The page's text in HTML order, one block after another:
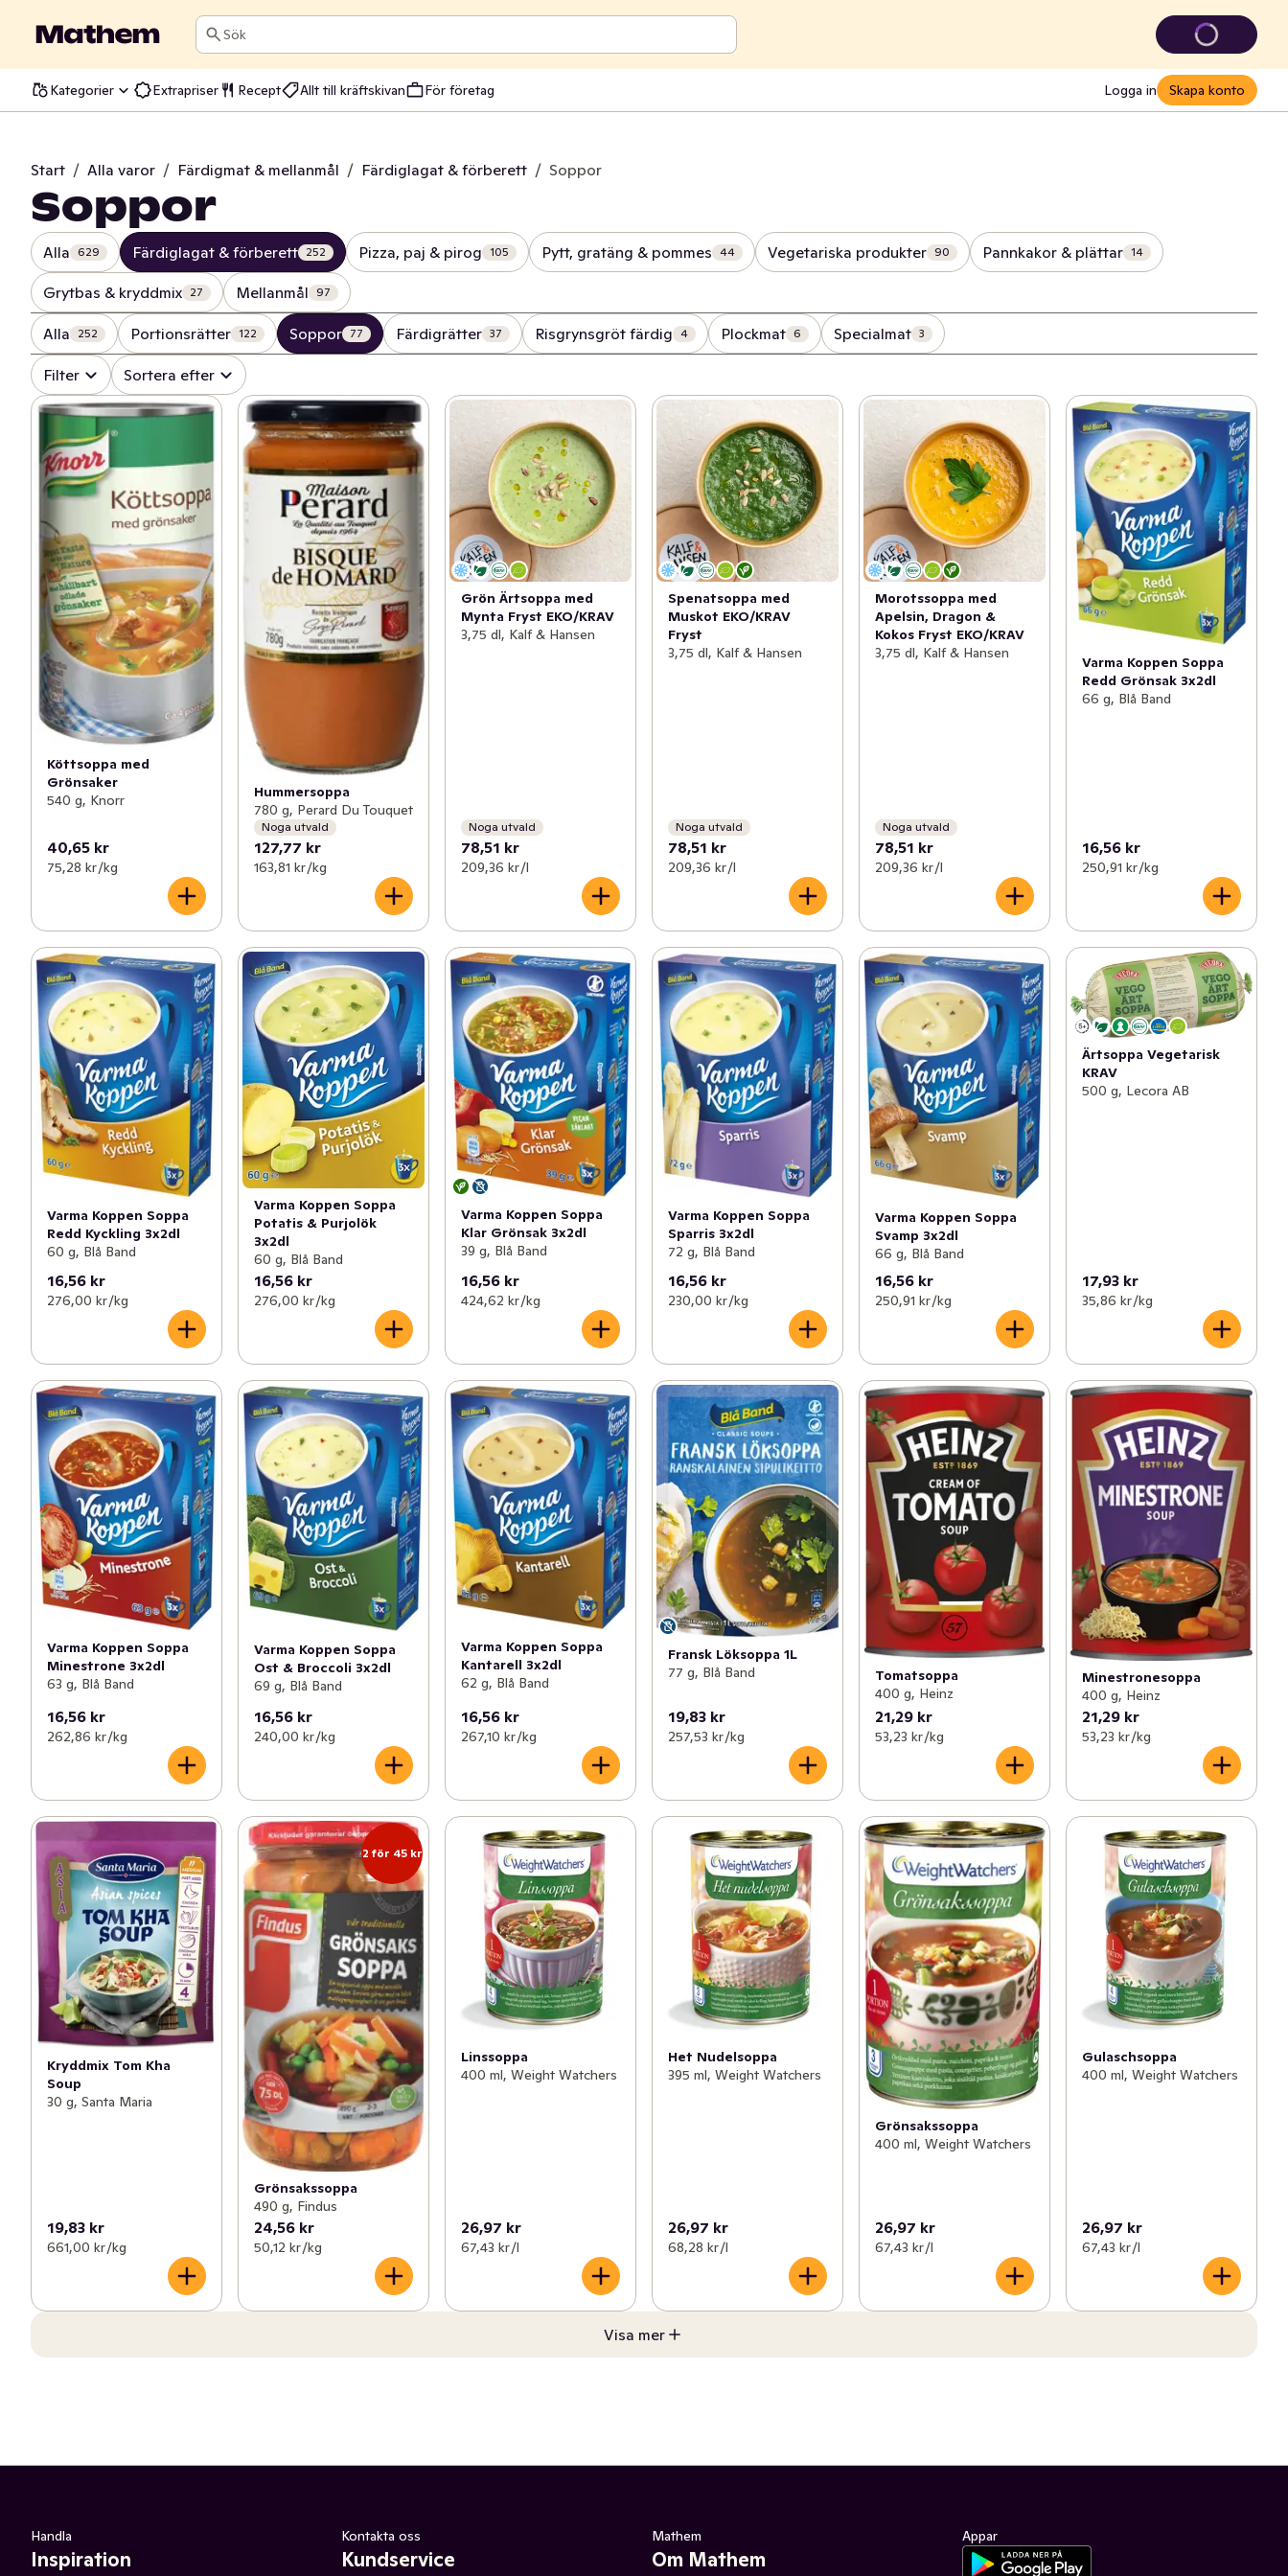
Sök
Kategorier Extrapriser Recept Allt till kräftskivan För företag Logga in Skapa konto
Start / Alla varor / Färdigmat & mellanmål / Färdiglagat & förberett / Soppor
Soppor
Alla 629 Färdiglagat & förberett 252 Pizza, paj & pirog 105 Pytt, gratäng & pommes 44 Vegetariska produkter 90 Pannkakor & plättar 14
Grytbas & kryddmix 27 Mellanmål 97
Alla 252 Portionsrätter 122 Soppor 77 Färdigrätter 37 Risgrynsgröt färdig 4 Plockmat 6 Specialmat 3
Filter Sortera efter
Köttsoppa med
Grönsaker
540 g, Knorr
40,65 kr
75,28 kr /kg
Hummersoppa
780 g, Perard Du Touquet
Noga utvald
127,77 kr
163,81 kr /kg
Grön Ärtsoppa med
Mynta Fryst EKO/KRAV
3,75 dl, Kalf & Hansen
Noga utvald
78,51 kr
209,36 kr /l
Spenatsoppa med
Muskot EKO/KRAV
Fryst
3,75 dl, Kalf & Hansen
Noga utvald
78,51 kr
209,36 kr /l
Morotssoppa med
Apelsin, Dragon &
Kokos Fryst EKO/KRAV
3,75 dl, Kalf & Hansen
Noga utvald
78,51 kr
209,36 kr /l
Varma Koppen Soppa
Redd Grönsak 3x2dl
66 g, Blå Band
16,56 kr
250,91 kr /kg
Varma Koppen Soppa
Redd Kyckling 3x2dl
60 g, Blå Band
16,56 kr
276,00 kr /kg
Varma Koppen Soppa
Potatis & Purjolök
3x2dl
60 g, Blå Band
16,56 kr
276,00 kr /kg
Varma Koppen Soppa
Klar Grönsak 3x2dl
39 g, Blå Band
16,56 kr
424,62 kr /kg
Varma Koppen Soppa
Sparris 3x2dl
72 g, Blå Band
16,56 kr
230,00 kr /kg
Varma Koppen Soppa
Svamp 3x2dl
66 g, Blå Band
16,56 kr
250,91 kr /kg
Ärtsoppa Vegetarisk
KRAV
500 g, Lecora AB
17,93 kr
35,86 kr /kg
Varma Koppen Soppa
Minestrone 3x2dl
63 g, Blå Band
16,56 kr
262,86 kr /kg
Varma Koppen Soppa
Ost & Broccoli 3x2dl
69 g, Blå Band
16,56 kr
240,00 kr /kg
Varma Koppen Soppa
Kantarell 3x2dl
62 g, Blå Band
16,56 kr
267,10 kr /kg
Fransk Löksoppa 1L
77 g, Blå Band
19,83 kr
257,53 kr /kg
Tomatsoppa
400 g, Heinz
21,29 kr
53,23 kr /kg
Minestronesoppa
400 g, Heinz
21,29 kr
53,23 kr /kg
Kryddmix Tom Kha
Soup
30 g, Santa Maria
19,83 kr
661,00 kr /kg
2 för 45 kr
Grönsakssoppa
490 g, Findus
24,56 kr
50,12 kr /kg
Linssoppa
400 ml, Weight Watchers
26,97 kr
67,43 kr /l
Het Nudelsoppa
395 ml, Weight Watchers
26,97 kr
68,28 kr /l
Grönsakssoppa
400 ml, Weight Watchers
26,97 kr
67,43 kr /l
Gulaschsoppa
400 ml, Weight Watchers
26,97 kr
67,43 kr /l
Visa mer
Handla
Inspiration
Kontakta oss
Kundservice
Mathem
Om Mathem
Appar